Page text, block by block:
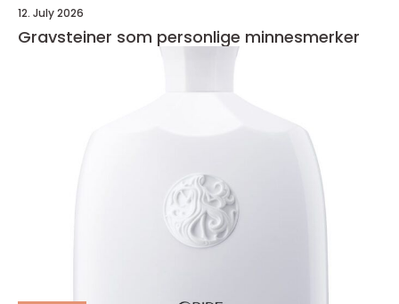
12. July 2026
Gravsteiner som personlige minnesmerker